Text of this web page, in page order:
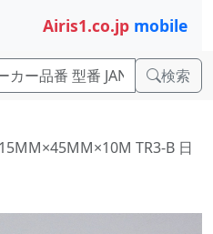
Airis1.co.jp mobile
検索
TR3-B 日